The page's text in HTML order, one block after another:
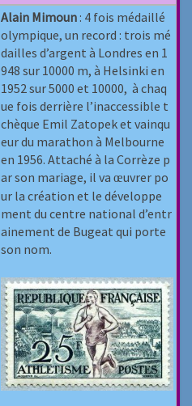
Alain Mimoun: 4 fois médaillé
olympique, un record : trois mé
dailles d’argent à Londres en 1
948 sur 10000 m, à Helsinki en
1952 sur 5000 et 10000, à chaq
ue fois derrière l’inaccessible t
chèque Emil Zatopek et vainqu
eur du marathon à Melbourne
en 1956. Attaché à la Corrèze p
ar son mariage, il vaœuvrer po
ur la création et le développe
ment du centre national d’entr
ainement de Bugeat qui porte
son nom.